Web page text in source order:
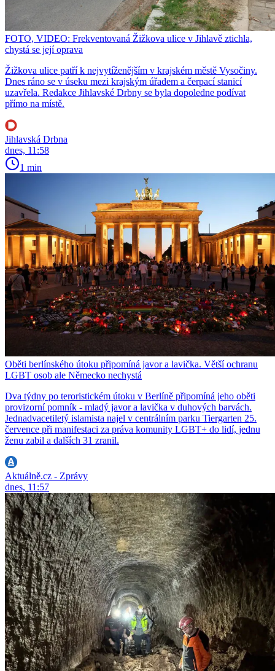
FOTO, VIDEO: Frekventovaná Žižkova ulice v Jihlavě ztichla,
chystá se její oprava
Žižkova ulice patří k nejvytíženějším v krajském městě Vysočiny.
Dnes ráno se v úseku mezi krajským úřadem a čerpací stanicí
uzavřela. Redakce Jihlavské Drbny se byla dopoledne podívat
přímo na místě.
Jihlavská Drbna
dnes, 11:58
1 min
Oběti berlínského útoku připomíná javor a lavička. Větší ochranu
LGBT osob ale Německo nechystá
Dva týdny po teroristickém útoku v Berlíně připomíná jeho oběti
provizorní pomník - mladý javor a lavička v duhových barvách.
Jednadvacetiletý islamista najel v centrálním parku Tiergarten 25.
července při manifestaci za práva komunity LGBT+ do lidí, jednu
ženu zabil a dalších 31 zranil.
Aktuálně.cz - Zprávy
dnes, 11:57